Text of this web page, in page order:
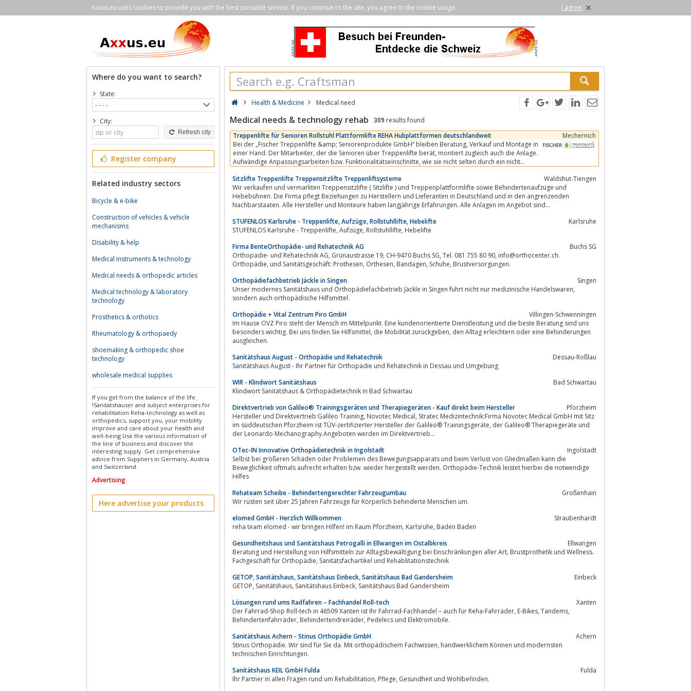
Axxus.eu uses cookies to provide you with the best possible service. If you continue to the site, you agree to the cookie usage. I agree. ×
Where do you want to search?
State:
City:
Refresh city
Register company
Related industry sectors
Bicycle & e-bike
Construction of vehicles & vehicle
mechanisms
Disability & help
Medical instruments & technology
Medical needs & orthopedic articles
Medical technology & laboratory
technology
Prosthetics & orthotics
Rheumatology & orthopaedy
shoemaking & orthopedic shoe
technology
wholesale medical supplies
If you get from the balance of the life.
!Sanitätshäuser and subject enterprises for
rehabilitation Reha-technology as well as
orthopedics, support you, your mobility
improve and care about your health and
well-being.Use the various information of
the line of business and discover the
interesting supply. Get comprehensive
advice from Suppliers in Germany, Austria
and Switzerland.
Advertising
Here advertise your products
Health & Medicine Medical need
Medical needs & technology rehab 309 results found
Treppenlifte für Senioren Rollstuhl Plattformlifte REHA Hubplattformen deutschlandweit
Mechernich
Bei der „Fischer Treppenlifte &amp; Seniorenprodukte GmbH“ bleiben Beratung, Verkauf und Montage in
einer Hand: Der Mitarbeiter, der die Senioren über Treppenlifte berät, montiert zugleich auch die Anlage.
Aufwändige Anpassungsarbeiten bzw. Funktionalitätseinschnitte, wie sie nicht selten durch ein nicht
Sitzlifte Treppenlifte Treppensitzlifte Treppenliftsysteme
Waldshut-Tiengen
Wir verkaufen und vermarkten Treppensitzlifte ( Sitzlifte ) und Treppenplattformlifte sowie Behindertenaufzüge und
Hebebühnen. Die Firma pflegt Beziehungen zu Herstellern und Lieferanten in Deutschland und in den angrenzenden
Nachbarstaaten. Alle Hersteller und Monteure haben langjährige Erfahrungen. Alle Anlagen im Angebot sind...
STUFENLOS Karlsruhe - Treppenlifte, Aufzüge, Rollstuhllifte, Hebelifte
Karlsruhe
STUFENLOS Karlsruhe - Treppenlifte, Aufzüge, Rollstuhllifte, Hebelifte
Firma BenteOrthopädie- und Rehatechnik AG
Buchs SG
Orthopädie- und Rehatechnik AG, Grünaustrasse 19, CH-9470 Buchs SG, Tel. 081 755 80 90, info@orthocenter.ch.
Orthopädie, und Sanitätsgeschäft: Prothesen, Orthesen, Bandagen, Schuhe, Brustversorgungen.
Orthopädiefachbetrieb Jäckle in Singen
Singen
Unser modernes Sanitätshaus und Orthopädiefachbetrieb Jäckle in Singen führt nicht nur medizinische Handelswaren,
sondern auch orthopädische Hilfsmittel.
Orthopädie + Vital Zentrum Piro GmbH
Villingen-Schwenningen
Im Hause OVZ Piro steht der Mensch im Mittelpunkt. Eine kundenorientierte Dienstleistung und die beste Beratung sind uns
besonders wichtig. Bei uns finden Sie Hilfsmittel, die Mobilität zurückgeben, den Alltag erleichtern oder eine Behinderungen
ausgleichen.
Sanitätshaus August - Orthopädie und Rehatechnik
Dessau-Roßlau
Sanitätshaus August - Ihr Partner für Orthopädie und Rehatechnik in Dessau und Umgebung
WIR - Klindwort Sanitätshaus
Bad Schwartau
Klindwort Sanitätshaus & Orthopädietechnik in Bad Schwartau
Direktvertrieb von Galileo® Trainingsgeräten und Therapiegeräten - Kauf direkt beim Hersteller
Pforzheim
Hersteller und Direktvertrieb:Galileo Training, Novotec Medical, Stratec Medizintechnik:Firma Novotec Medical GmbH mit Sitz
im süddeutschen Pforzheim ist TÜV-zertifizierter Hersteller der Galileo® Trainingsgeräte, der Galileo® Therapiegeräte und
der Leonardo Mechanography.Angeboten werden im Direktvertrieb...
OTec-IN Innovative Orthopädietechnik in Ingolstadt
Ingolstadt
Selbst bei größeren Schäden oder Problemen des Bewegungsapparats und beim Verlust von Gliedmaßen kann die
Beweglichkeit oftmals aufrecht erhalten bzw. wieder hergestellt werden. Orthopädie-Technik leistet hierbei die notwendige
Hilfes
Rehateam Scheibe - Behindertengerechter Fahrzeugumbau
Großenhain
Wir rüsten seit über 25 Jahren Fahrzeuge für Körperlich behinderte Menschen um.
elomed GmbH - Herzlich Willkommen
Straubenhardt
reha team elomed - wir bringen Hilfen! im Raum Pforzheim, Karlsruhe, Baden Baden
Gesundheitshaus und Sanitätshaus Petrogalli in Ellwangen im Ostalbkreis
Ellwangen
Beratung und Herstellung von Hilfsmitteln zur Alltagsbewältigung bei Einschränkungen aller Art, Brustprothetik und Wellness.
Fachgeschäft für Orthopädie, Sanitätsfachartikel und Rehablitationstechnik
GETOP, Sanitätshaus, Sanitätshaus Einbeck, Sanitätshaus Bad Gandersheim
Einbeck
GETOP, Sanitätshaus, Sanitätshaus Einbeck, Sanitätshaus Bad Gandersheim
Lösungen rund ums Radfahren – Fachhandel Roll-tech
Xanten
Der Fahrrad-Shop Roll-tech in 46509 Xanten ist Ihr Fahrrad-Fachhandel – auch für Reha-Fahrräder, E-Bikes, Tandems,
Behindertenfahrräder, Behindertendreiräder, Pedelecs und Elektromobile.
Sanitätshaus Achern - Stinus Orthopädie GmbH
Achern
Stinus Orthopädie. Wir sind für Sie da. Mit orthopädischem Fachwissen, handwerklichem Können und modernsten
technischen Einrichtungen.
Sanitätshaus KEIL GmbH Fulda
Fulda
Ihr Partner in allen Fragen rund um Rehabilitation, Pflege, Gesundheit und Wohlbefinden.